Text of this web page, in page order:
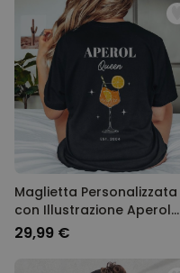
Maglietta Personalizzata
con Illustrazione Aperol
Spritz e Testo
29,99 €